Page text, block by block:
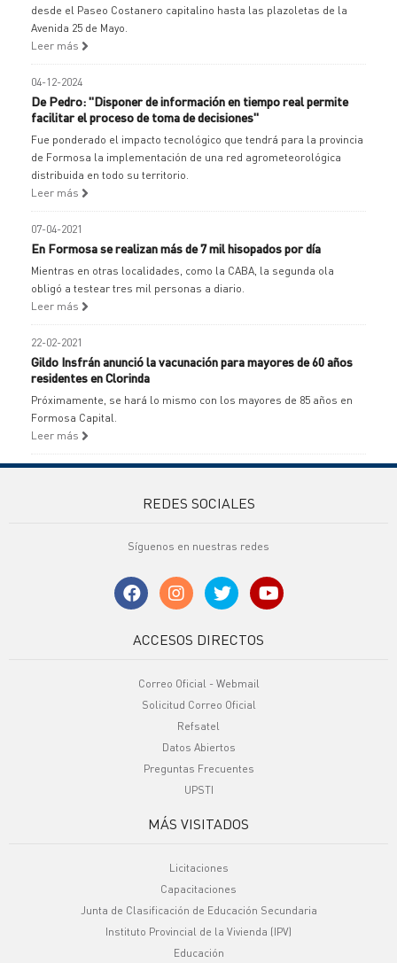
desde el Paseo Costanero capitalino hasta las plazoletas de la
Avenida 25 de Mayo.
Leer más
04-12-2024
De Pedro: "Disponer de información en tiempo real permite
facilitar el proceso de toma de decisiones"
Fue ponderado el impacto tecnológico que tendrá para la provincia
de Formosa la implementación de una red agrometeorológica
distribuida en todo su territorio.
Leer más
07-04-2021
En Formosa se realizan más de 7 mil hisopados por día
Mientras en otras localidades, como la CABA, la segunda ola
obligó a testear tres mil personas a diario.
Leer más
22-02-2021
Gildo Insfrán anunció la vacunación para mayores de 60 años
residentes en Clorinda
Próximamente, se hará lo mismo con los mayores de 85 años en
Formosa Capital.
Leer más
REDES SOCIALES
Síguenos en nuestras redes
ACCESOS DIRECTOS
Correo Oficial - Webmail
Solicitud Correo Oficial
Refsatel
Datos Abiertos
Preguntas Frecuentes
UPSTI
MÁS VISITADOS
Licitaciones
Capacitaciones
Junta de Clasificación de Educación Secundaria
Instituto Provincial de la Vivienda (IPV)
Educación